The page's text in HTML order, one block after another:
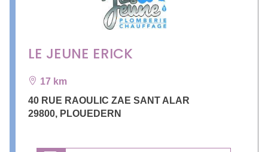
LE JEUNE ERICK
17 km
40 RUE RAOULIC ZAE SANT ALAR
29800, PLOUEDERN